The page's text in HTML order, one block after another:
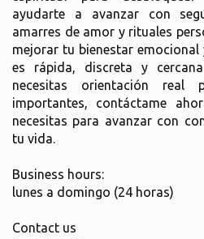
ayudarte a avanzar con
amarres de amor y rituales
mejorar tu bienestar emocional
es rápida, discreta y
necesitas orientación real
importantes, contáctame
necesitas para avanzar con
tu vida.
Business hours:
lunes a domingo (24 horas)
Contact us